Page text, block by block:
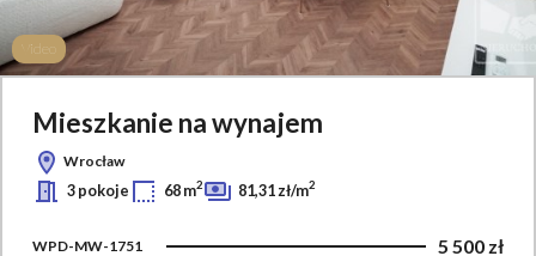
Video
Mieszkanie na wynajem
Wrocław
3 pokoje 68 m2 81,31 zł/m2
WPD-MW-1751 5 500 zł